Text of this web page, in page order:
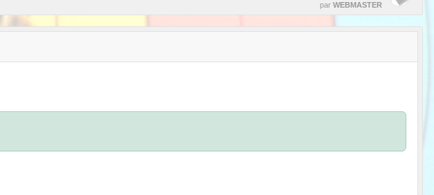
par WEBMASTER